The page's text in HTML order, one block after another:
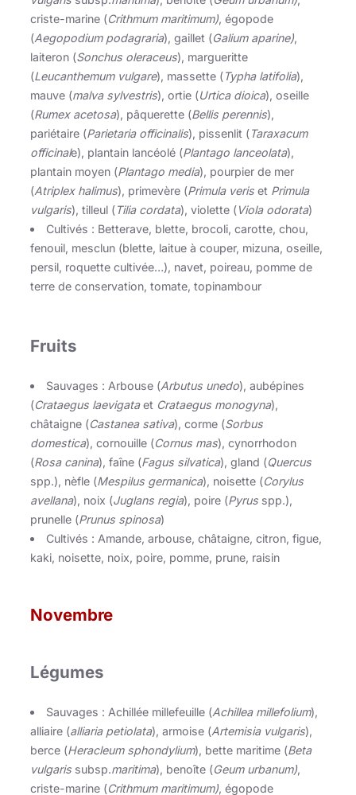
criste-marine (Crithmum maritimum), égopode
(Aegopodium podagraria), gaillet (Galium aparine),
laiteron (Sonchus oleraceus), margueritte
(Leucanthemum vulgare), massette (Typha latifolia),
mauve (malva sylvestris), ortie (Urtica dioica), oseille
(Rumex acetosa), pâquerette (Bellis perennis),
pariétaire (Parietaria officinalis), pissenlit (Taraxacum
officinale), plantain lancéolé (Plantago lanceolata),
plantain moyen (Plantago media), pourpier de mer
(Atriplex halimus), primevère (Primula veris et Primula
vulgaris), tilleul (Tilia cordata), violette (Viola odorata)
Cultivés : Betterave, blette, brocoli, carotte, chou,
fenouil, mesclun (blette, laitue à couper, mizuna, oseille,
persil, roquette cultivée…), navet, poireau, pomme de
terre de conservation, tomate, topinambour
Fruits
Sauvages : Arbouse (Arbutus unedo), aubépines
(Crataegus laevigataet Crataegus monogyna),
châtaigne (Castanea sativa), corme (Sorbus
domestica), cornouille (Cornus mas), cynorrhodon
(Rosa canina), faîne (Fagus silvatica), gland (Quercus
spp.), nèfle (Mespilus germanica), noisette (Corylus
avellana), noix (Juglans regia), poire (Pyrus spp.),
prunelle (Prunus spinosa)
Cultivés : Amande, arbouse, châtaigne, citron, figue,
kaki, noisette, noix, poire, pomme, prune, raisin
Novembre
Légumes
Sauvages : Achillée millefeuille (Achillea millefolium),
alliaire (alliaria petiolata), armoise (Artemisia vulgaris),
berce (Heracleum sphondylium), bette maritime (Beta
vulgaris subsp.maritima), benoîte (Geum urbanum),
criste-marine (Crithmum maritimum), égopode